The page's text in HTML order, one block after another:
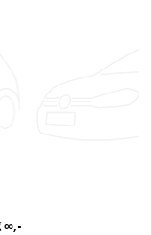
∞,-